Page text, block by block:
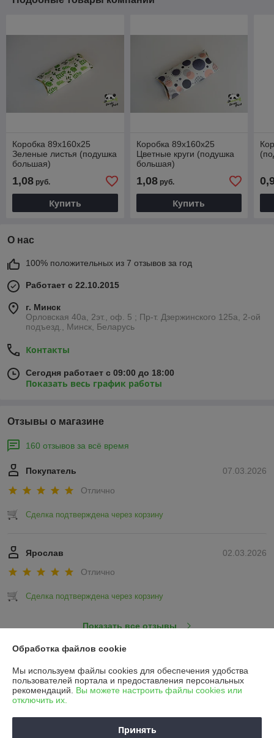
Коробка 89х160х25
Зеленые листья (подушка
большая)
1,08 руб.
Купить
Коробка 89х160х25
Цветные круги (подушка
большая)
1,08руб.
Купить
О нас
100% положительных из 7 отзывов за год
Работает с 22.10.2015
г. Минск
Орловская 40а, 2эт., оф. 5 ; Пр-т. Дзержинского 125а, 2-ой
подъезд., Минск, Беларусь
Контакты
Сегодня работает с 09:00 до 18:00
Показать весь график работы
Отзывы о магазине
160 отзывов за всё время
07.03.2026
Покупатель
Отлично
Сделка подтверждена через корзину
02.03.2026
Ярослав
Отлично
Сделка подтверждена через корзину
Показать все отзывы
О нас
Контакты
Обработка файлов cookie
Мы используем файлы cookies для обеспечения удобства
пользователей портала и предоставления персональных
рекомендаций. Вы можете настроить файлы cookies или
отключить их.
Принять